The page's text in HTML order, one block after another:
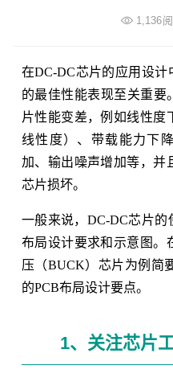
1,136
在DC-DC芯片的应用设计
的最佳性能表现至关重要
片性能变差，例如线性度
线性度）、带载能力下
加、输出噪声增加等，并
芯片损坏。
一般来说，DC-DC芯片的
布局设计要求和示意图。
压（BUCK）芯片为例简
的PCB布局设计要点。
1、关注芯片